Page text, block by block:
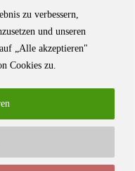
zu verbessern,
und unseren
„Alle akzeptieren"
Cookies zu.
für Autorinnen und
ein Veranstaltungsort für